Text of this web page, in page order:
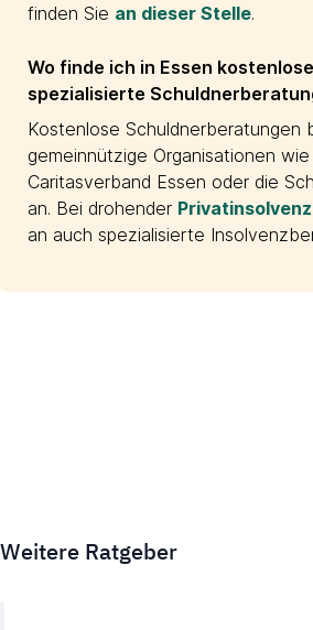
finden Sie an dieser Stelle.
Wo finde ich in Essen
spezialisierte
Kostenlose Schuldnerberatungen
gemeinnützige Organisationen
Caritasverband Essen oder die
an. Bei drohender Privatinsolvenz
an auch spezialisierte
Weitere Ratgeber